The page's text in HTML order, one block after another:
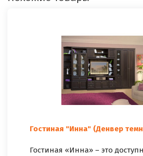
Гостиная "Инна" (Денвер
Гостиная «Инна» – это